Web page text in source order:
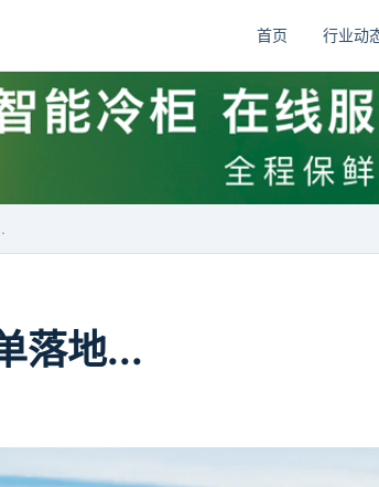
首页 行业动
落地...